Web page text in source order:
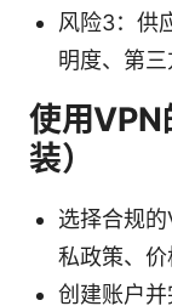
风险3：供
明度、第三
使用VPN
装）
选择合规
私政策、价
创建账户